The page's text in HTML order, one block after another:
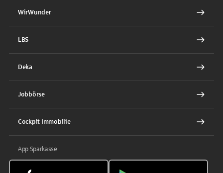
WirWunder
LBS
Deka
Jobbörse
Cockpit Immobilie
App Sparkasse